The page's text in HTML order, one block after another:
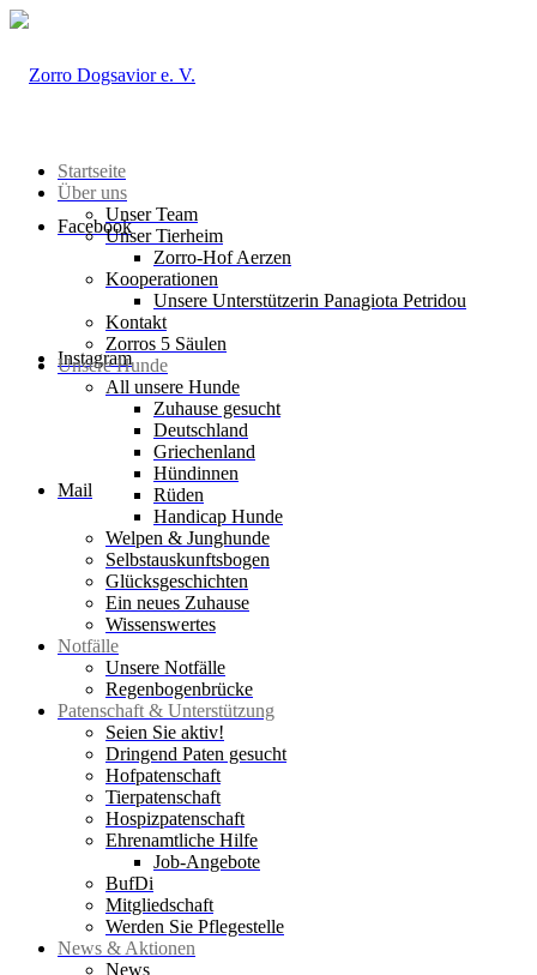
Facebook
Instagram
Mail
Startseite
Über uns
Unser Team
Unser Tierheim
Zorro-Hof Aerzen
Kooperationen
Unsere Unterstützerin Panagiota Petridou
Kontakt
Zorros 5 Säulen
Unsere Hunde
All unsere Hunde
Zuhause gesucht
Deutschland
Griechenland
Hündinnen
Rüden
Handicap Hunde
Welpen & Junghunde
Selbstauskunftsbogen
Glücksgeschichten
Ein neues Zuhause
Wissenswertes
Notfälle
Unsere Notfälle
Regenbogenbrücke
Patenschaft & Unterstützung
Seien Sie aktiv!
Dringend Paten gesucht
Hofpatenschaft
Tierpatenschaft
Hospizpatenschaft
Ehrenamtliche Hilfe
Job-Angebote
BufDi
Mitgliedschaft
Werden Sie Pflegestelle
News & Aktionen
News